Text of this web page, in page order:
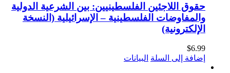
حقوق اللاجئين الفلسطينيين: بين الشرعية الدولية
والمفاوضات الفلسطينية – الإسرائيلية (النسخة
الإلكترونية)
$6.99
إضافة إلى السلة البيانات